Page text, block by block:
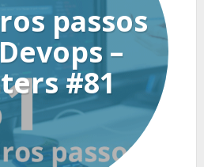
passos
–
#81